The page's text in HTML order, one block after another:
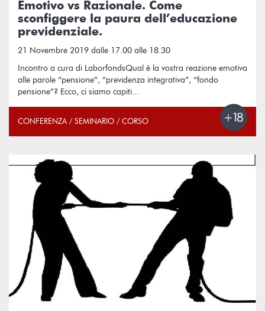
Emotivo vs Razionale. Come
sconfiggere la paura dell’educazione
previdenziale.
21 Novembre 2019 dalle 17.00 alle 18.30
Incontro a cura di LaborfondsQual è la vostra reazione emotiva
alle parole “pensione”, “previdenza integrativa”, “fondo
pensione”? Ecco, ci siamo capiti...
CONFERENZA / SEMINARIO / CORSO